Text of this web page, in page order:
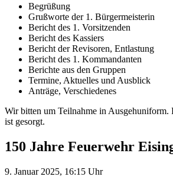
Begrüßung
Grußworte der 1. Bürgermeisterin
Bericht des 1. Vorsitzenden
Bericht des Kassiers
Bericht der Revisoren, Entlastung
Bericht des 1. Kommandanten
Berichte aus den Gruppen
Termine, Aktuelles und Ausblick
Anträge, Verschiedenes
Wir bitten um Teilnahme in Ausgehuniform.
ist gesorgt.
150 Jahre Feuerwehr
9. Januar 2025, 16:15 Uhr